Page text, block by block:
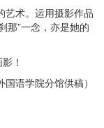
艺术。运用摄影作品
那”一念，亦是她的
！
国语学院分馆供稿）